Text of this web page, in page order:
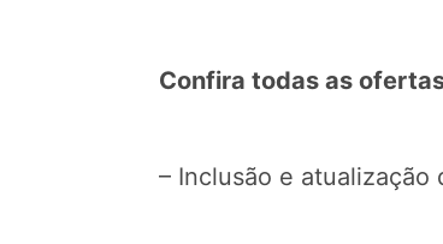
Confira todas as
– Inclusão e atualização